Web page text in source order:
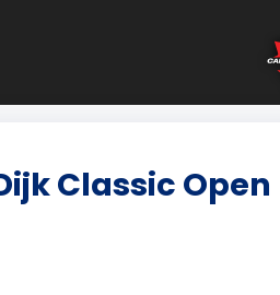
Classic Open